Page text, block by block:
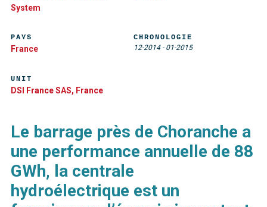
Le barrage près de Choranche a
une performance annuelle de 88
GWh, la centrale
hydroélectrique est un
System
UNIT
DSI France SAS, France
PAYS
France
CHRONOLOGIE
12-2014- 01-2015